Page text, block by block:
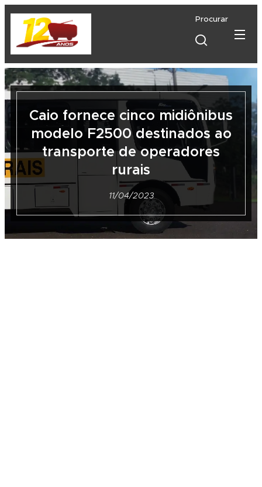
Procurar
Caio fornece cinco midiônibus
modelo F2500 destinados ao
transporte de operadores
rurais
11/04/2023